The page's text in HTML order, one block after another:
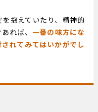
抱えていたり、精神的
れば、 一番の味方にな
れてみてはいかがでし